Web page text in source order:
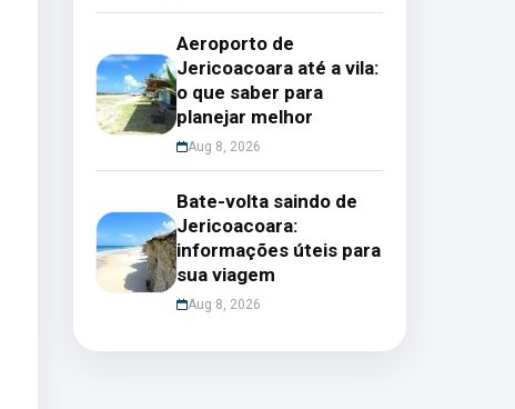
Aeroporto de
Jericoacoara até a vila:
o que saber para
planejar melhor
Aug 8, 2026
Bate-volta saindo de
Jericoacoara:
informações úteis para
sua viagem
Aug 8, 2026